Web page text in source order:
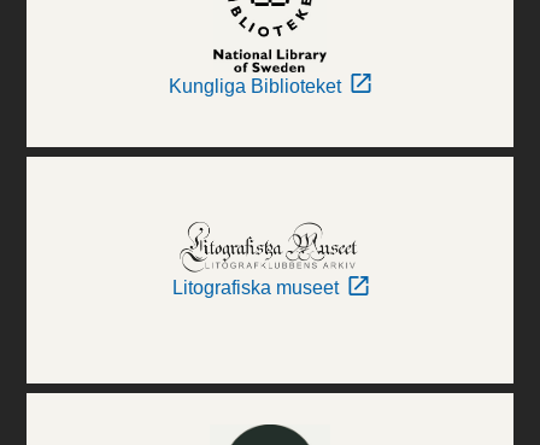
Kungliga Biblioteket
Litografiska museet